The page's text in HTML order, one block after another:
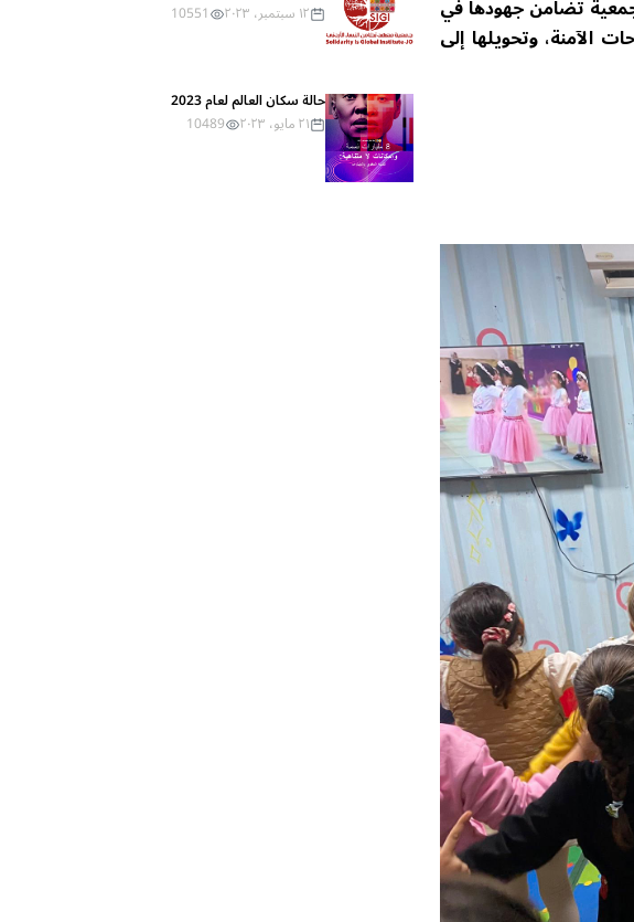
جمعية تضامن جهودها في
الآمنة، وتحويلها إلى
١٢ سبتمبر، ٢٠٢٣
10551
حالة سكان العالم لعام 2023
٢١ مايو، ٢٠٢٣
10489